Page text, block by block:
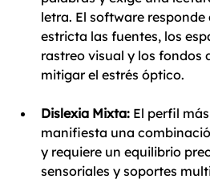
letra. El software
estricta las fuentes, los
rastreo visual y los fondos
mitigar el estrés óptico.
Dislexia Mixta: El perfil
manifiesta una
y requiere un equilibrio
sensoriales y soportes